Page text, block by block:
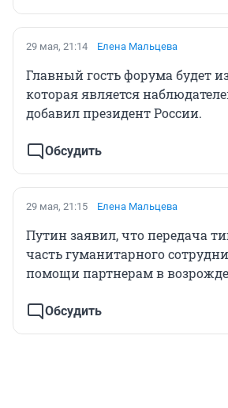
29 мая, 21:14 Елена Мальцева
Главный гость форума будет
которая является
добавил президент России.
Обсудить
29 мая, 21:15 Елена Мальцева
Путин заявил, что передача
часть гуманитарного
помощи партнерам в
Обсудить